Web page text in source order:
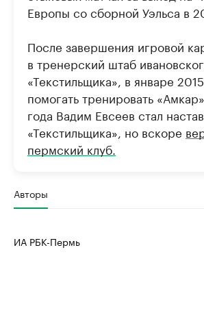
Европы со сборной Уэльса в
После завершения игровой
в тренерский штаб
«Текстильщика», в январе
помогать тренировать
года Вадим Евсеев стал
«Текстильщика», но вскоре
пермский клуб.
Авторы
ИА РБК-Пермь